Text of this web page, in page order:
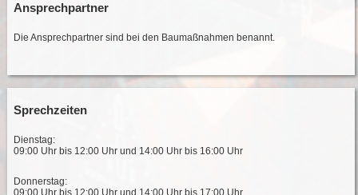
Ansprechpartner
Die Ansprechpartner sind bei den Baumaßnahmen benannt.
Sprechzeiten
Dienstag:
09:00 Uhr bis 12:00 Uhr und 14:00 Uhr bis 16:00 Uhr
Donnerstag: